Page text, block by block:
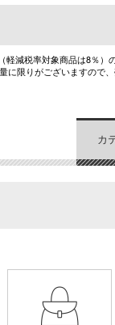
軽減税率対象商品は8％
に限りがございますので
カ